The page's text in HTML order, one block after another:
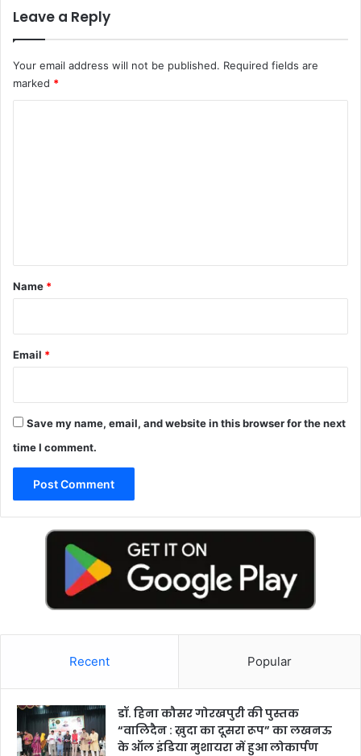
Leave a Reply
Your email address will not be published. Required fields are
marked *
*
Name *
Email *
Save my name, email, and website in this browser for the next
time I comment.
Recent Popular
डॉ. हिना कौसर गोरखपुरी की पुस्तक
“वालिदैन : ख़ुदा का दूसरा रूप” का लखनऊ
के ऑल इंडिया मुशायरा में हुआ लोकार्पण